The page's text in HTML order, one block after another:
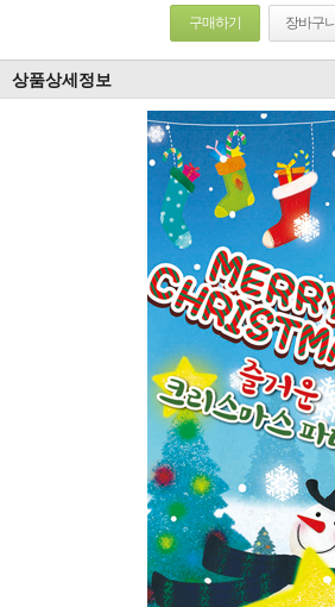
구매하기 장바구니
상품상세정보